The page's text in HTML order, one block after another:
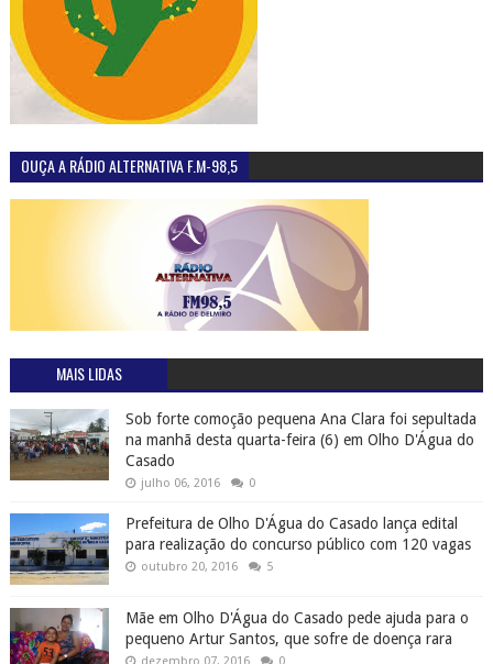
OUÇA A RÁDIO ALTERNATIVA F.M-98,5
MAIS LIDAS
Sob forte comoção pequena Ana Clara foi sepultada
na manhã desta quarta-feira (6) em Olho D'Água do
Casado
julho 06, 2016 0
Prefeitura de Olho D'Água do Casado lança edital
para realização do concurso público com 120 vagas
outubro 20, 2016 5
Mãe em Olho D'Água do Casado pede ajuda para o
pequeno Artur Santos, que sofre de doença rara
dezembro 07, 2016 0